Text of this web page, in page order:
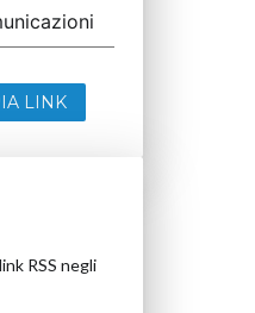
LINK
RSS negli